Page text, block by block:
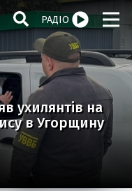
РАДІО
ухилянтів на
в Угорщину